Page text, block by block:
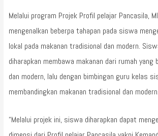
Melalui program Projek Profil pelajar Pancasila,
mengenalkan beberpa tahapan pada siswa
lokal pada makanan tradisional dan modern.
diharapkan membawa makanan dari rumah
dan modern, lalu dengan bimbingan guru kelas
membandingkan makanan tradisional dan
“Melalui projek ini, siswa diharapkan dapat